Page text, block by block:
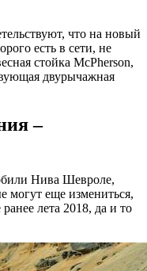
что на новый
есть в сети, не
стойка McPherson,
двурычажная
–
Нива Шевроле,
могут еще измениться,
лета 2018, да и то